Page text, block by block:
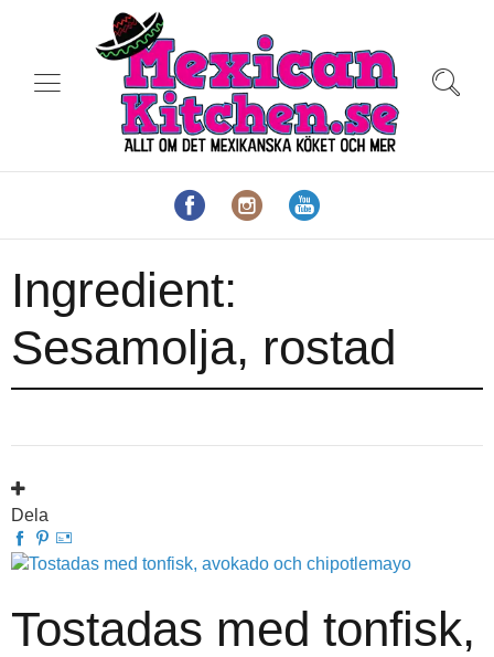
Ingredient:
Sesamolja, rostad
Dela
Tostadas med tonfisk,